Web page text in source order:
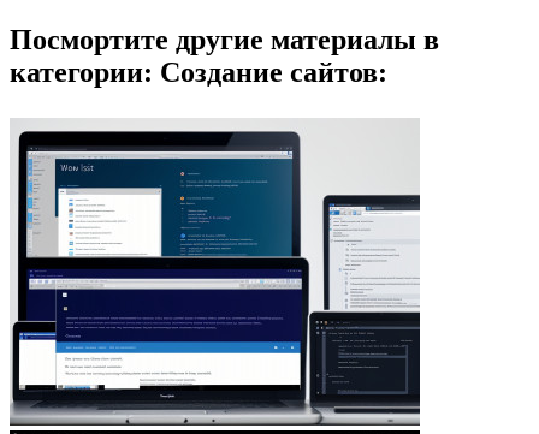
Посмортите другие материалы в
категории: Создание сайтов: